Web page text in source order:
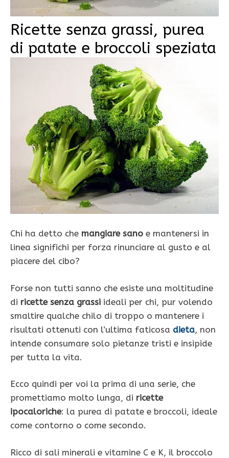
Ricette senza grassi, purea
di patate e broccoli speziata
Chi ha detto che mangiare sano e mantenersi in
linea significhi per forza rinunciare al gusto e al
piacere del cibo?
Forse non tutti sanno che esiste una moltitudine
di ricette senza grassi ideali per chi, pur volendo
smaltire qualche chilo di troppo o mantenere i
risultati ottenuti con l’ultima faticosa dieta, non
intende consumare solo pietanze tristi e insipide
per tutta la vita.
Ecco quindi per voi la prima di una serie, che
promettiamo molto lunga, di ricette
ipocaloriche: la purea di patate e broccoli, ideale
come contorno o come secondo.
Ricco di sali minerali e vitamine C e K, il broccolo